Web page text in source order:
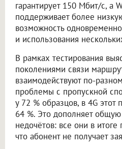
гарантирует 150 Мбит/с, а
поддерживает более
возможность
и использования
В рамках тестирования
поколениями связи
взаимодействуют по-
проблемы с пропускной
у 72 % образцов, в 4G этот
64 %. Это дополняет
недочётов: все они в итоге
что абонент не получает